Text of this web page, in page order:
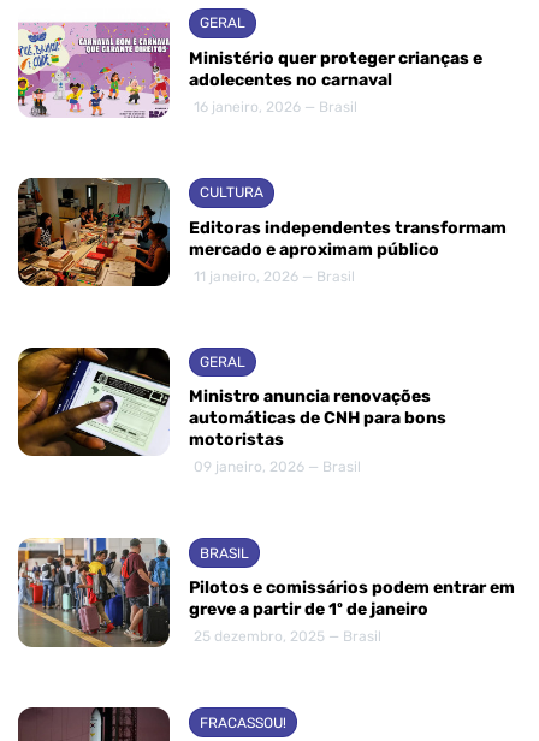
GERAL
Ministério quer proteger crianças e
adolecentes no carnaval
16 janeiro, 2026 — Brasil
CULTURA
Editoras independentes transformam
mercado e aproximam público
11 janeiro, 2026 — Brasil
GERAL
Ministro anuncia renovações
automáticas de CNH para bons
motoristas
09 janeiro, 2026 — Brasil
BRASIL
Pilotos e comissários podem entrar em
greve a partir de 1º de janeiro
25 dezembro, 2025 — Brasil
FRACASSOU!